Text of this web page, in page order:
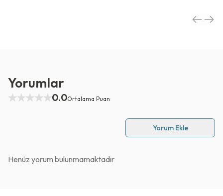
Yorumlar
0.0Ortalama Puan
Yorum Ekle
Henüz yorum bulunmamaktadır